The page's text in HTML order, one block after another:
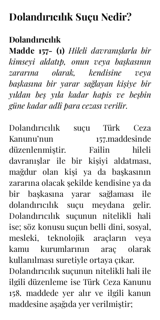
Dolandırıcılık Suçu Nedir?
Dolandırıcılık
Madde 157- (1) Hileli davranışlarla bir
kimseyi aldatıp, onun veya başkasının
zararına olarak, kendisine veya
başkasına bir yarar sağlayan kişiye bir
yıldan beş yıla kadar hapis ve beşbin
güne kadar adlî para cezası verilir.
Dolandırıcılık suçu Türk Ceza
Kanunu’nun 157.maddesinde
düzenlenmiştir. Failin hileli
davranışlar ile bir kişiyi aldatması,
mağdur olan kişi ya da başkasının
zararına olacak şekilde kendisine ya da
bir başkasına yarar sağlaması ile
dolandırıcılık suçu meydana gelir.
Dolandırıcılık suçunun nitelikli hali
ise; söz konusu suçun belli dini, sosyal,
mesleki, teknolojik araçların veya
kamu kurumlarının araç olarak
kullanılması suretiyle ortaya çıkar.
Dolandırıcılık suçunun nitelikli hali ile
ilgili düzenleme ise Türk Ceza Kanunu
158. maddede yer alır ve ilgili kanun
maddesine aşağıda yer verilmiştir;